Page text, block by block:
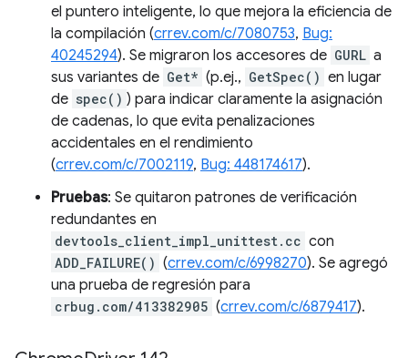
el puntero inteligente, lo que mejora la eficiencia de
la compilación (crrev.com/c/7080753, Bug:
40245294). Se migraron los accesores de GURL a
sus variantes de Get* (p.ej., GetSpec() en lugar
de spec() ) para indicar claramente la asignación
de cadenas, lo que evita penalizaciones
accidentales en el rendimiento
(crrev.com/c/7002119, Bug: 448174617).
Pruebas: Se quitaron patrones de verificación
redundantes en
devtools_client_impl_unittest.cc con
ADD_FAILURE() (crrev.com/c/6998270). Se agregó
una prueba de regresión para
crbug.com/413382905 (crrev.com/c/6879417).